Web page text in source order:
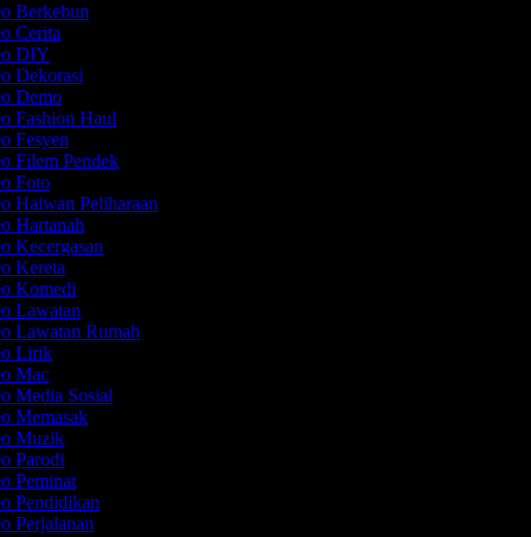
Berkebun
Cerita
DIY
Dekorasi
Demo
Fashion Haul
Fesyen
Filem Pendek
Foto
Haiwan Peliharaan
Hartanah
Kecergasan
Kereta
Komedi
Lawatan
Lawatan Rumah
Lirik
Mac
Media Sosial
Memasak
Muzik
Parodi
Peminat
Pendidikan
Perjalanan